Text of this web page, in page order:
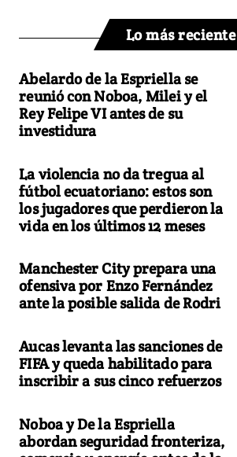
Lo más reciente
Abelardo de la Espriella se
reunió con Noboa, Milei y el
Rey Felipe VI antes de su
investidura
La violencia no da tregua al
fútbol ecuatoriano: estos son
los jugadores que perdieron la
vida en los últimos 12 meses
Manchester City prepara una
ofensiva por Enzo Fernández
ante la posible salida de Rodri
Aucas levanta las sanciones de
FIFA y queda habilitado para
inscribir a sus cinco refuerzos
Noboa y De la Espriella
abordan seguridad fronteriza,